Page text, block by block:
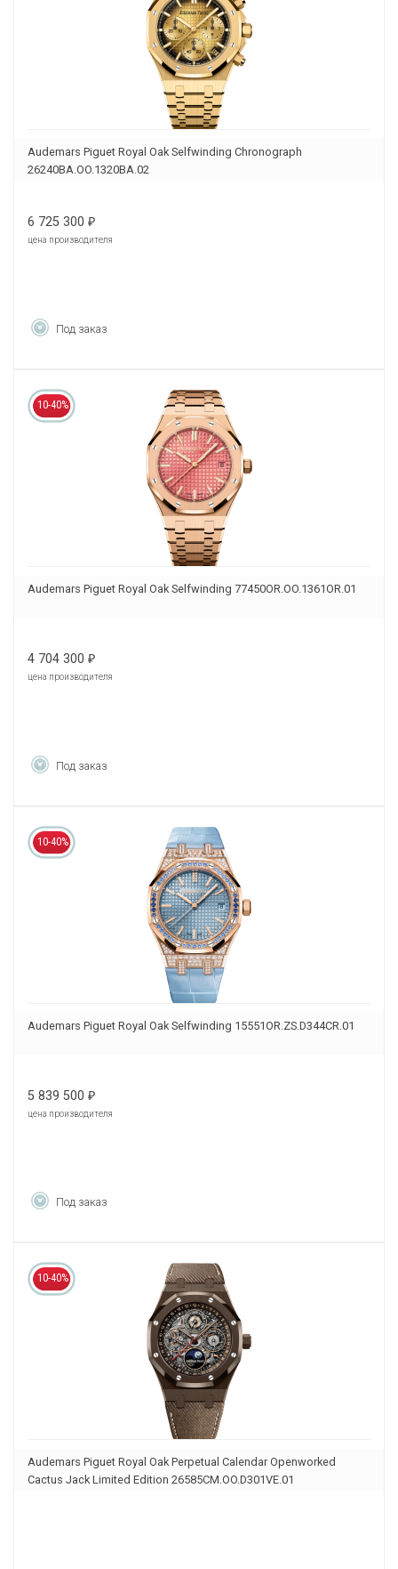
Audemars Piguet Royal Oak Selfwinding Chronograph
26240BA.OO.1320BA.02
6 725 300 ₽
цена производителя
Под заказ
10-40%
Audemars Piguet Royal Oak Selfwinding 77450OR.OO.1361OR.01
4 704 300 ₽
цена производителя
Под заказ
10-40%
Audemars Piguet Royal Oak Selfwinding 15551OR.ZS.D344CR.01
5 839 500 ₽
цена производителя
Под заказ
10-40%
Audemars Piguet Royal Oak Perpetual Calendar Openworked
Cactus Jack Limited Edition 26585CM.OO.D301VE.01